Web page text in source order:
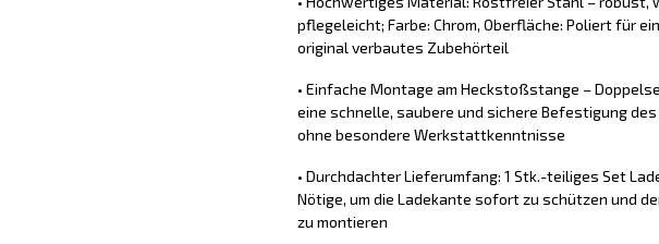
pflegeleicht; Farbe: Chrom, Oberfläche: Poliert für
original verbautes Zubehörteil
• Einfache Montage am Heckstoßstange –
eine schnelle, saubere und sichere Befestigung
ohne besondere Werkstattkenntnisse
• Durchdachter Lieferumfang: 1 Stk.-teiliges Set
Nötige, um die Ladekante sofort zu schützen und
zu montieren